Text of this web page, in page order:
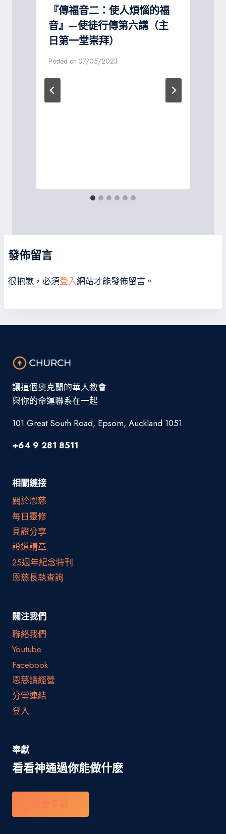
『傳福音二：使人煩惱的福
音』—使徒行傳第六講（主
日第一堂崇拜）
Posted on 07/05/2023
發佈留言
很抱歉，必須登入網站才能發佈留言。
讓這個奧克蘭的華人教會
與你的命運聯系在一起
101 Great South Road, Epsom, Auckland 1051
+64 9 281 8511
相關鏈接
關於恩慈
每日靈修
見證分享
證道講章
25週年紀念特刊
恩慈長執查詢
關注我們
聯絡我們
Youtube
Facebook
恩慈讀經營
分堂連結
登入
奉獻
看看神通過你能做什麽